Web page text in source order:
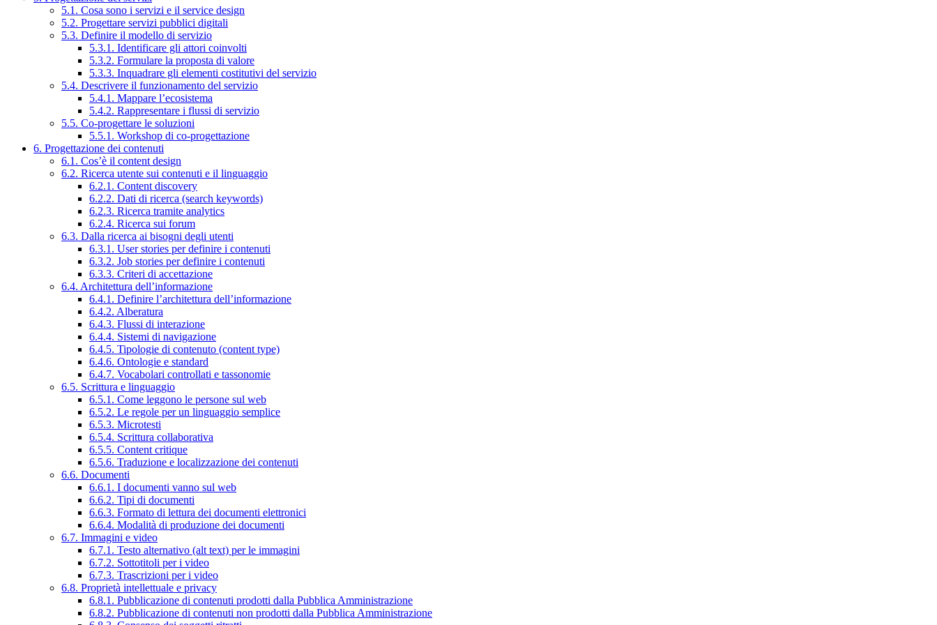
5.1. Cosa sono i servizi e il service design
5.2. Progettare servizi pubblici digitali
5.3. Definire il modello di servizio
5.3.1. Identificare gli attori coinvolti
5.3.2. Formulare la proposta di valore
5.3.3. Inquadrare gli elementi costitutivi del servizio
5.4. Descrivere il funzionamento del servizio
5.4.1. Mappare l’ecosistema
5.4.2. Rappresentare i flussi di servizio
5.5. Co-progettare le soluzioni
5.5.1. Workshop di co-progettazione
6. Progettazione dei contenuti
6.1. Cos’è il content design
6.2. Ricerca utente sui contenuti e il linguaggio
6.2.1. Content discovery
6.2.2. Dati di ricerca (search keywords)
6.2.3. Ricerca tramite analytics
6.2.4. Ricerca sui forum
6.3. Dalla ricerca ai bisogni degli utenti
6.3.1. User stories per definire i contenuti
6.3.2. Job stories per definire i contenuti
6.3.3. Criteri di accettazione
6.4. Architettura dell’informazione
6.4.1. Definire l’architettura dell’informazione
6.4.2. Alberatura
6.4.3. Flussi di interazione
6.4.4. Sistemi di navigazione
6.4.5. Tipologie di contenuto (content type)
6.4.6. Ontologie e standard
6.4.7. Vocabolari controllati e tassonomie
6.5. Scrittura e linguaggio
6.5.1. Come leggono le persone sul web
6.5.2. Le regole per un linguaggio semplice
6.5.3. Microtesti
6.5.4. Scrittura collaborativa
6.5.5. Content critique
6.5.6. Traduzione e localizzazione dei contenuti
6.6. Documenti
6.6.1. I documenti vanno sul web
6.6.2. Tipi di documenti
6.6.3. Formato di lettura dei documenti elettronici
6.6.4. Modalità di produzione dei documenti
6.7. Immagini e video
6.7.1. Testo alternativo (alt text) per le immagini
6.7.2. Sottotitoli per i video
6.7.3. Trascrizioni per i video
6.8. Proprietà intellettuale e privacy
6.8.1. Pubblicazione di contenuti prodotti dalla Pubblica Amministrazione
6.8.2. Pubblicazione di contenuti non prodotti dalla Pubblica Amministrazione